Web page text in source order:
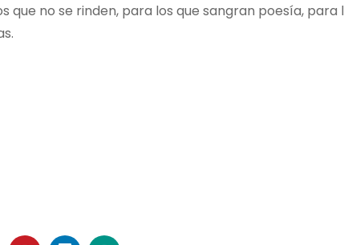
que no se rinden, para los que sangran poesía, para